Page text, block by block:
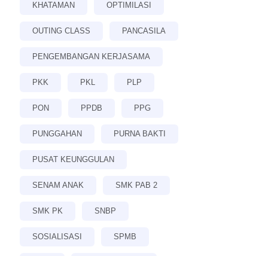
KHATAMAN OPTIMILASI
OUTING CLASS PANCASILA
PENGEMBANGAN KERJASAMA
PKK PKL PLP
PON PPDB PPG
PUNGGAHAN PURNA BAKTI
PUSAT KEUNGGULAN
SENAM ANAK SMK PAB 2
SMK PK SNBP
SOSIALISASI SPMB